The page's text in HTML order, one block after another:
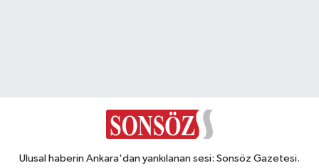
Ulusal haberin Ankara'dan yankılanan sesi: Sonsöz Gazetesi.